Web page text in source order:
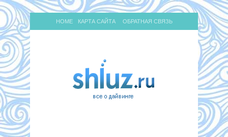
HOME КАРТА САЙТА ОБРАТНАЯ СВЯЗЬ